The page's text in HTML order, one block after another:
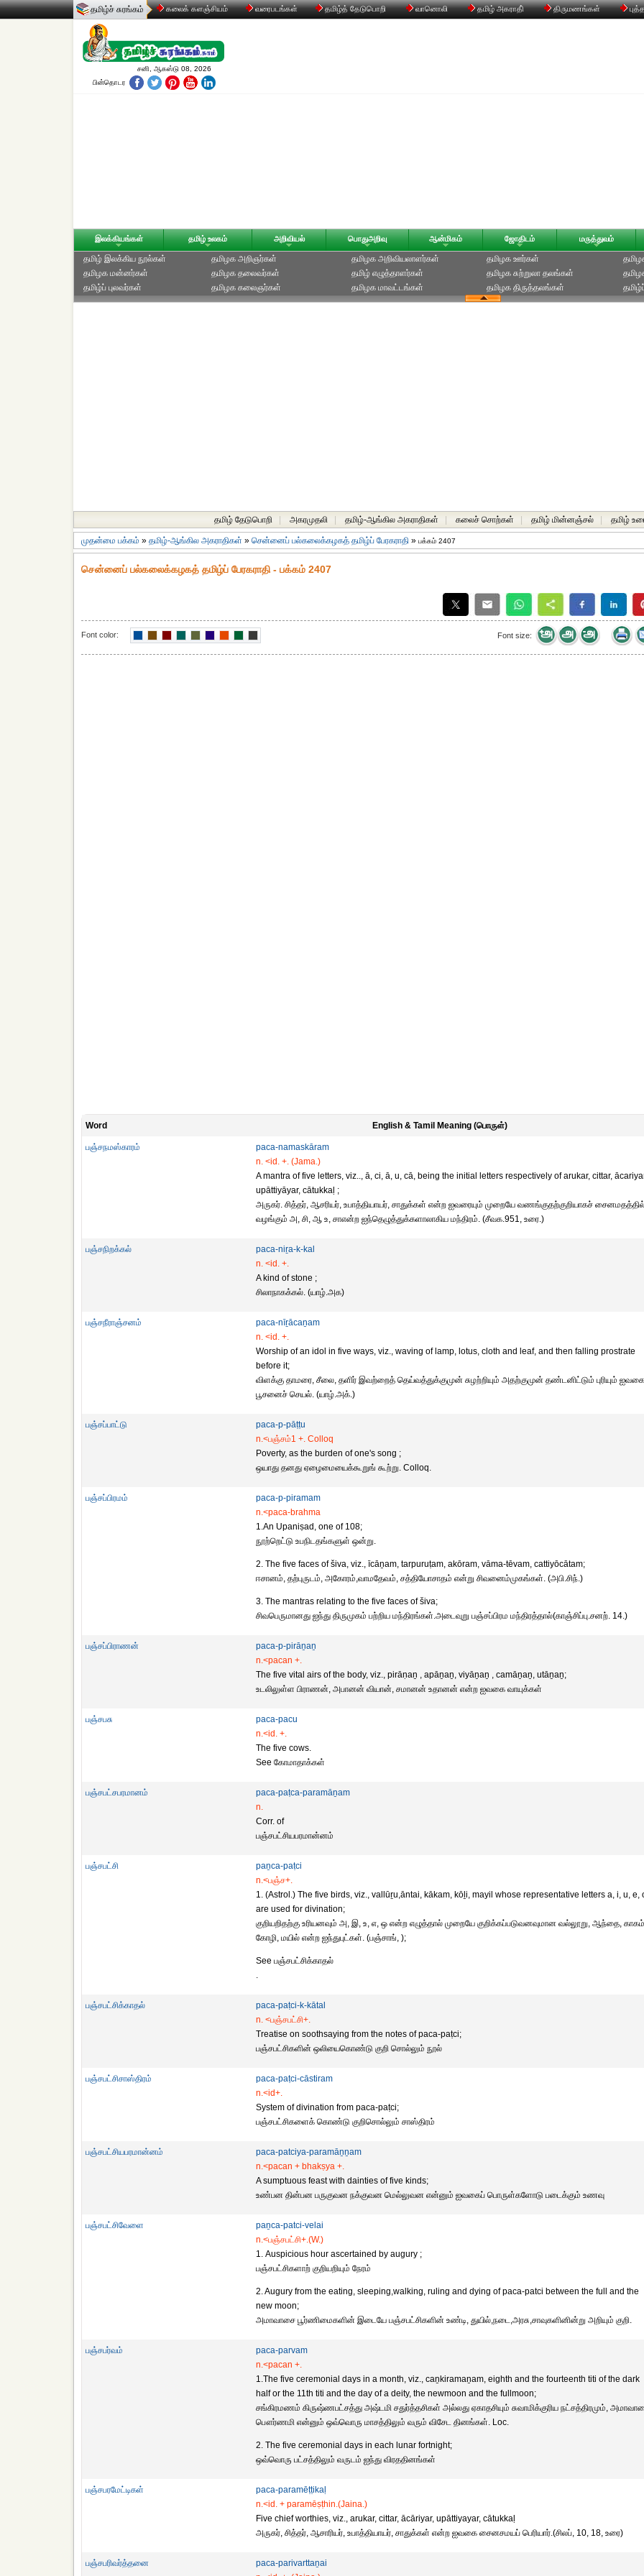
தமிழ்ச் சுரங்கம் கலைக் களஞ்சியம் வரைபடங்கள் தமிழ்த் தேடுபொறி வானொலி தமிழ் அகராதி் திருமணங்கள்
சனி, ஆகஸ்டு 08, 2026
பின்தொடர
இலக்கியங்கள் தமிழ் உலகம் அறிவியல் பொதுஅறிவு ஆன்மிகம் ஜோதிடம் மருத்துவம்
தமிழ் இலக்கிய நூல்கள்
தமிழக மன்னர்கள்
தமிழ்ப் புலவர்கள்
தமிழக அறிஞர்கள்
தமிழக தலைவர்கள்
தமிழக கலைஞர்கள்
தமிழக அறிவியலாளர்கள்‎
தமிழ் எழுத்தாளர்கள்
தமிழக மாவட்டங்கள்
தமிழக ஊர்கள்
தமிழக சுற்றுலா தலங்கள்
தமிழக திருத்தலங்கள்
தமிழ் தேடுபொறி அகரமுதலி தமிழ்-ஆங்கில அகராதிகள் கலைச் சொற்கள் தமிழ் மின்னஞ்சல் தமிழ்
முதன்மை பக்கம் » தமிழ்-ஆங்கில அகராதிகள் » சென்னைப் பல்கலைக்கழகத் தமிழ்ப் பேரகராதி » பக்கம் 2407
சென்னைப் பல்கலைக்கழகத் தமிழ்ப் பேரகராதி - பக்கம் 2407
Font color: Font size:
Word English & Tamil Meaning (பொருள்)
பஞ்சநமஸ்காரம்
paca-namaskāram
n. <id. +. (Jama.)
A mantra of five letters, viz.., ā, ci, ā, u, cā, being the initial letters respectively of arukar, cittar,
upāttiyāyar, cātukkaḷ ;
அருகர். சித்தர், ஆசரியர், உபாத்தியாயர், சாதுக்கள் என்ற ஐவரையும் முறையே வணங்குதற்குறியாகச்
வழங்கும் அ, சி, ஆ உ, சாஎன்ற ஐந்தெழுத்துக்களாலாகிய மந்திரம். (சீவக.951, உரை.)
பஞ்சநிறக்கல்
paca-niṟa-k-kal
n. <id. +.
A kind of stone ;
சிலாநாகக்கல். (யாழ்.அக)
பஞ்சநீராஞ்சனம்
paca-nīṟācaṉam
n. <id. +.
Worship of an idol in five ways, viz., waving of lamp, lotus, cloth and leaf, and then falling prostrate
before it;
விளக்கு தாமரை, சீலை, தளிர் இவற்றைத் தெய்வத்துக்குமுன் சுழற்றியும் அதற்குமுன் தண்டனிட்டும் புரியும்
பூசனைச் செயல். (யாழ்.அக்.)
பஞ்சப்பாட்டு
paca-p-pāṭṭu
n.<பஞ்சம்1 +. Colloq
Poverty, as the burden of one's song ;
ஒயாது தனது ஏழைமையைக்கூறுங் கூற்று. Colloq.
பஞ்சப்பிரமம்
paca-p-piramam
n.<paca-brahma
1.An Upaniṣad, one of 108;
நூற்றெட்டு உபநிடதங்களுள் ஒன்று.
2. The five faces of šiva, viz., īcāṉam, tarpuruṭam, akōram, vāma-tēvam, cattiyōcātam;
ஈசானம், தற்புருடம், அகோரம்,வாமதேவம், சத்தியோசாதம் என்று சிவனைம்முகங்கள். (அபி.சிந்.)
3. The mantras relating to the five faces of šiva;
சிவபெருமானது ஐந்து திருமுகம் பற்றிய மந்திரங்கள்.அடைவுறு பஞ்சப்பிரம மந்திரத்தால்(காஞ்சிப்பு.சனற். 14.)
பஞ்சப்பிராணன்
paca-p-pirāṉaṉ
n.<pacan +.
The five vital airs of the body, viz., pirāṇaṉ , apāṉaṉ, viyāṉaṉ , camāṉaṉ, utāṉaṉ;
உடலிலுள்ள பிராணன், அபானன் வியான், சமானன் உதானன் என்ற ஐவகை வாயுக்கள்
பஞ்சபசு
paca-pacu
n.<id. +.
The five cows.
See கோமாதாக்கள்
பஞ்சபட்சபரமானம்
paca-paṭca-paramāṉam
n.
Corr. of
பஞ்சபட்சியபரமான்னம்
பஞ்சபட்சி
paṉca-paṭci
n.<பஞ்ச+.
1. (Astrol.) The five birds, viz., vallūṟu,āntai, kākam, kōḻi, mayil whose representative letters a, i, u, e,
are used for divination;
குறியறிதற்கு உரியனவும் அ, இ, உ, எ, ஒ என்ற எழுத்தால் முறையே குறிக்கப்படுவனவுமான வல்லூறு, ஆந்தை,
கோழி, மயில் என்ற ஐந்துபுட்கள். (பஞ்சாங், );
See பஞ்சபட்சிக்காதல்
.
பஞ்சபட்சிக்காதல்
paca-paṭci-k-kātal
n. <பஞ்சபட்சி+.
Treatise on soothsaying from the notes of paca-paṭci;
பஞ்சபட்சிகளின் ஒலியைகொண்டு குறி சொல்லும் நூல்
பஞ்சபட்சிசாஸ்திரம்
paca-paṭci-cāstiram
n.<id+.
System of divination from paca-paṭci;
பஞ்சபட்சிகளைக் கொண்டு குறிசொல்லும் சாஸ்திரம்
பஞ்சபட்சியபரமான்னம்
paca-patciya-paramāṉṉam
n.<pacan + bhakṣya +.
A sumptuous feast with dainties of five kinds;
உண்பன தின்பன பருகுவன நக்குவன மெல்லுவன என்னும் ஐவகைப் பொருள்களோடு படைக்கும் உணவு
பஞ்சபட்சிவேளை
paṉca-patci-velai
n.<பஞ்சபட்சி+.(W.)
1. Auspicious hour ascertained by augury ;
பஞ்சபட்சிகளாற் குறியறியும் நேரம்
2. Augury from the eating, sleeping,walking, ruling and dying of paca-patci between the full and the
new moon;
அமாவாசை பூர்ணிமைகளின் இடையே பஞ்சபட்சிகளின் உண்டி, துயில்,நடை,அரசு,சாவுகளினின்று அறியும் குறி.
பஞ்சபர்வம்
paca-parvam
n.<pacan +.
1.The five ceremonial days in a month, viz., caṉkiramaṉam, eighth and the fourteenth titi of the dark
half or the 11th titi and the day of a deity, the newmoon and the fullmoon;
சங்கிரமணம் கிருஷ்ணபட்சத்து அஷ்டமி சதுர்த்தசிகள் அல்லது ஏகாதசியும் சுவாமிக்குரிய நட்சத்திரமும்,
பௌர்ணமி என்னும் ஒவ்வொரு மாசத்திலும் வரும் விசேட தினங்கள். Loc.
2. The five ceremonial days in each lunar fortnight;
ஒவ்வொரு பட்சத்திலும் வருடம் ஐந்து விரததினங்கள்
பஞ்சபரமேட்டிகள்
paca-paramēṭṭikaḷ
n.<id. + paramēṣṭhin.(Jaina.)
Five chief worthies, viz., arukar, cittar, ācāriyar, upāttiyayar, cātukkaḷ
அருகர், சித்தர், ஆசாரியர், உபாத்தியாயர், சாதுக்கள் என்ற ஐவகை சைனசமயப் பெரியார்.(சிலப், 10, 18, உரை)
பஞ்சபரிவர்த்தனை
paca-parivarttaṉai